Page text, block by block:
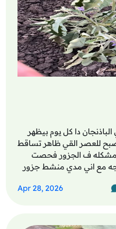
دا كل يوم بيظهر
للعصر القي ظاهر تساقط
مشكله ف الجزور فحصت
مع اني مدي منشط جزور
Apr 28, 2026